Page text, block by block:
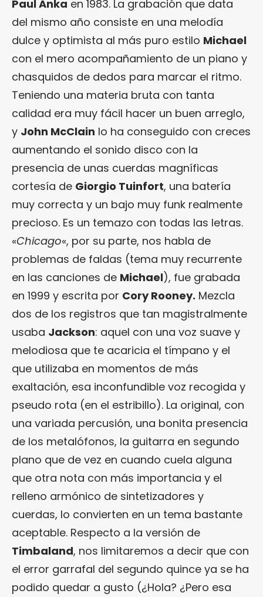
Paul Anka en 1983. La grabación que data
del mismo año consiste en una melodía
dulce y optimista al más puro estilo Michael
con el mero acompañamiento de un piano y
chasquidos de dedos para marcar el ritmo.
Teniendo una materia bruta con tanta
calidad era muy fácil hacer un buen arreglo,
y John McClain lo ha conseguido con creces
aumentando el sonido disco con la
presencia de unas cuerdas magníficas
cortesía de Giorgio Tuinfort, una batería
muy correcta y un bajo muy funk realmente
precioso. Es un temazo con todas las letras.
«Chicago«, por su parte, nos habla de
problemas de faldas (tema muy recurrente
en las canciones de Michael), fue grabada
en 1999 y escrita por Cory Rooney. Mezcla
dos de los registros que tan magistralmente
usaba Jackson: aquel con una voz suave y
melodiosa que te acaricia el tímpano y el
que utilizaba en momentos de más
exaltación, esa inconfundible voz recogida y
pseudo rota (en el estribillo). La original, con
una variada percusión, una bonita presencia
de los metalófonos, la guitarra en segundo
plano que de vez en cuando cuela alguna
que otra nota con más importancia y el
relleno armónico de sintetizadores y
cuerdas, lo convierten en un tema bastante
aceptable. Respecto a la versión de
Timbaland, nos limitaremos a decir que con
el error garrafal del segundo quince ya se ha
podido quedar a gusto (¿Hola? ¿Pero esa